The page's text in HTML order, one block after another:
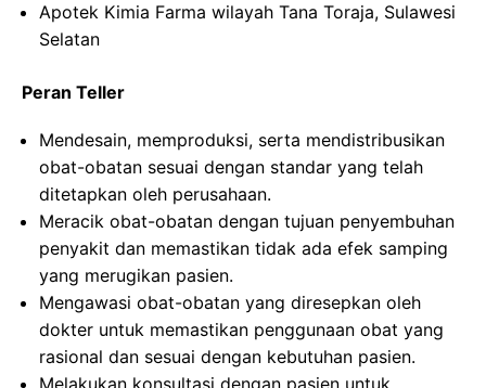
Apotek Kimia Farma wilayah Tana Toraja, Sulawesi
Selatan
Peran Teller
Mendesain, memproduksi, serta mendistribusikan
obat-obatan sesuai dengan standar yang telah
ditetapkan oleh perusahaan.
Meracik obat-obatan dengan tujuan penyembuhan
penyakit dan memastikan tidak ada efek samping
yang merugikan pasien.
Mengawasi obat-obatan yang diresepkan oleh
dokter untuk memastikan penggunaan obat yang
rasional dan sesuai dengan kebutuhan pasien.